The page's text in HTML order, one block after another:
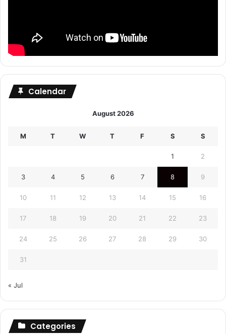
Calendar
August 2026
M T W T F S S
1 2
3 4 5 6 7 8 9
10 11 12 13 14 15 16
17 18 19 20 21 22 23
24 25 26 27 28 29 30
31
« Jul
Categories